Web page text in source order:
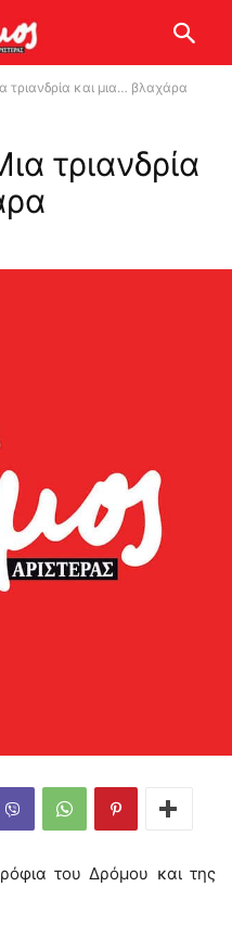
τριανδρία και μια… βλαχάρα
τριανδρία
του Δρόμου και της